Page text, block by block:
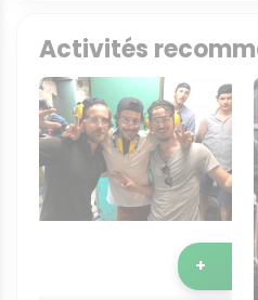
Activités
+